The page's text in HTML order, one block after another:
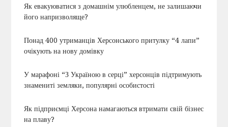
Як евакуюватися з домашнім улюбленцем, не залишаючи
його напризволяще?
Понад 400 утриманців Херсонського притулку “4 лапи”
очікують на нову домівку
У марафоні “З Україною в серці” херсонців підтримують
знамениті земляки, популярні особистості
Як підприємці Херсона намагаються втримати свій бізнес
на плаву?